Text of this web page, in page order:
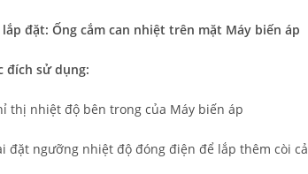
đặt: Ống cắm can nhiệt trên mặt Máy biến áp
đích sử dụng:
thị nhiệt độ bên trong của Máy biến áp
đặt ngưỡng nhiệt độ đóng điện để lắp thêm còi